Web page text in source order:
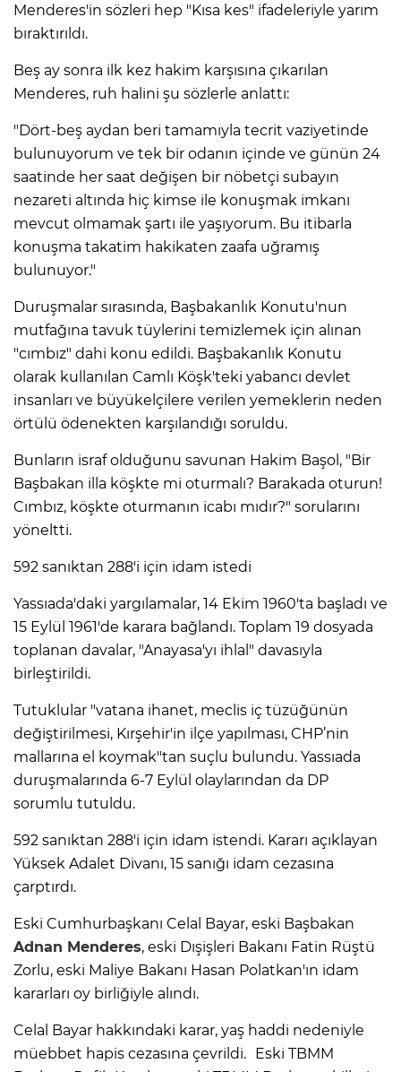
Menderes'in sözleri hep "Kısa kes" ifadeleriyle yarım
bıraktırıldı.
Beş ay sonra ilk kez hakim karşısına çıkarılan
Menderes, ruh halini şu sözlerle anlattı:
"Dört-beş aydan beri tamamıyla tecrit vaziyetinde
bulunuyorum ve tek bir odanın içinde ve günün 24
saatinde her saat değişen bir nöbetçi subayın
nezareti altında hiç kimse ile konuşmak imkanı
mevcut olmamak şartı ile yaşıyorum. Bu itibarla
konuşma takatim hakikaten zaafa uğramış
bulunuyor."
Duruşmalar sırasında, Başbakanlık Konutu'nun
mutfağına tavuk tüylerini temizlemek için alınan
"cımbız" dahi konu edildi. Başbakanlık Konutu
olarak kullanılan Camlı Köşk'teki yabancı devlet
insanları ve büyükelçilere verilen yemeklerin neden
örtülü ödenekten karşılandığı soruldu.
Bunların israf olduğunu savunan Hakim Başol, "Bir
Başbakan illa köşkte mi oturmalı? Barakada oturun!
Cımbız, köşkte oturmanın icabı mıdır?" sorularını
yöneltti.
592 sanıktan 288'i için idam istedi
Yassıada'daki yargılamalar, 14 Ekim 1960'ta başladı ve
15 Eylül 1961'de karara bağlandı. Toplam 19 dosyada
toplanan davalar, "Anayasa'yı ihlal" davasıyla
birleştirildi.
Tutuklular "vatana ihanet, meclis iç tüzüğünün
değiştirilmesi, Kırşehir'in ilçe yapılması, CHP’nin
mallarına el koymak"tan suçlu bulundu. Yassıada
duruşmalarında 6-7 Eylül olaylarından da DP
sorumlu tutuldu.
592 sanıktan 288'i için idam istendi. Kararı açıklayan
Yüksek Adalet Divanı, 15 sanığı idam cezasına
çarptırdı.
Eski Cumhurbaşkanı Celal Bayar, eski Başbakan
Adnan Menderes, eski Dışişleri Bakanı Fatin Rüştü
Zorlu, eski Maliye Bakanı Hasan Polatkan'ın idam
kararları oy birliğiyle alındı.
Celal Bayar hakkındaki karar, yaş haddi nedeniyle
müebbet hapis cezasına çevrildi. Eski TBMM